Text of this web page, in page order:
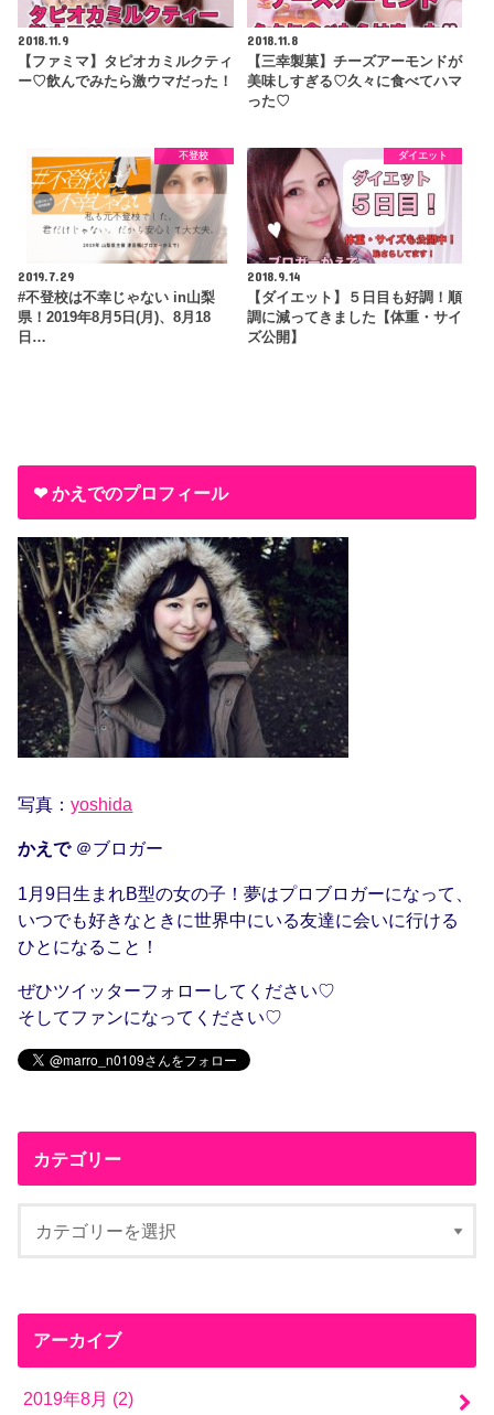
2018.11.9
【ファミマ】タピオカミルクティ
ー♡飲んでみたら激ウマだった！
2018.11.8
【三幸製菓】チーズアーモンドが
美味しすぎる♡久々に食べてハマ
った♡
不登校
2019.7.29
#不登校は不幸じゃない in山梨
県！2019年8月5日(月)、8月18
日…
ダイエット
2018.9.14
【ダイエット】５日目も好調！順
調に減ってきました【体重・サイ
ズ公開】
❤︎ かえでのプロフィール
写真：yoshida
かえで＠ブロガー
1月9日生まれB型の女の子！夢はプロブロガーになって、
いつでも好きなときに世界中にいる友達に会いに行ける
ひとになること！
ぜひツイッターフォローしてください♡
そしてファンになってください♡
カテゴリー
アーカイブ
2019年8月 (2)